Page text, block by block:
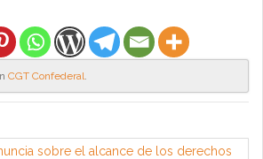
CGT Confederal.
sobre el alcance de los derechos